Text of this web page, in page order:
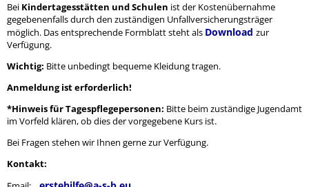
Bei Kindertagesstätten und Schulen ist der Kostenübernahme
gegebenenfalls durch den zuständigen Unfallversicherungsträger
möglich. Das entsprechende Formblatt steht als Download zur
Verfügung.
Wichtig: Bitte unbedingt bequeme Kleidung tragen.
Anmeldung ist erforderlich!
*Hinweis für Tagespflegepersonen: Bitte beim zuständige Jugendamt
im Vorfeld klären, ob dies der vorgegebene Kurs ist.
Bei Fragen stehen wir Ihnen gerne zur Verfügung.
Kontakt: